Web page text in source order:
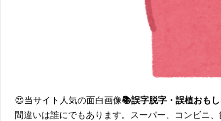
😍当サイト人気の面白画像📚誤字脱字・誤植おも
間違いは誰にでもあります。スーパー、コンビニ